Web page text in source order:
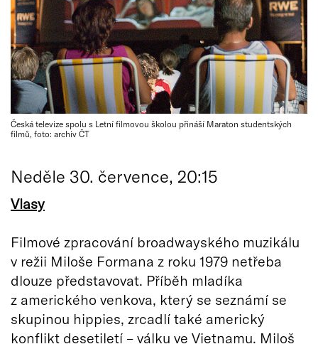
Česká televize spolu s Letní filmovou školou přináší Maraton studentských
filmů, foto: archiv ČT
Neděle 30. července, 20:15
Vlasy
Filmové zpracování broadwayského muzikálu
v režii Miloše Formana z roku 1979 netřeba
dlouze představovat. Příběh mladíka
z amerického venkova, který se seznámí se
skupinou hippies, zrcadlí také americký
konflikt desetiletí – válku ve Vietnamu. Miloš